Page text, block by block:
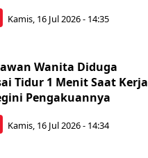
Kamis, 16 Jul 2026 - 14:35
Wanita Diduga
Tidur 1 Menit Saat Kerja
Pengakuannya
Kamis, 16 Jul 2026 - 14:34